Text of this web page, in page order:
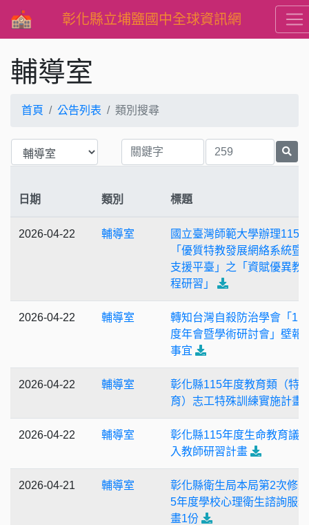
彰化縣立埔鹽國中全球資訊網
輔導室
首頁 公告列表 類別搜尋
日期 類別 標題
2026-04-22 輔導室
國立臺灣師範大學辦理115
「優質特教發展網絡系統暨
支援平臺」之「資賦優異教
程研習」
2026-04-22 輔導室
轉知台灣自殺防治學會「
度年會暨學術研討會」壁報
事宜
2026-04-22 輔導室
彰化縣115年度教育類（特
育）志工特殊訓練實施計畫
2026-04-22 輔導室
彰化縣115年度生命教育議
入教師研習計畫
2026-04-21 輔導室
彰化縣衛生局本局第2次修
5年度學校心理衛生諮詢服
畫1份